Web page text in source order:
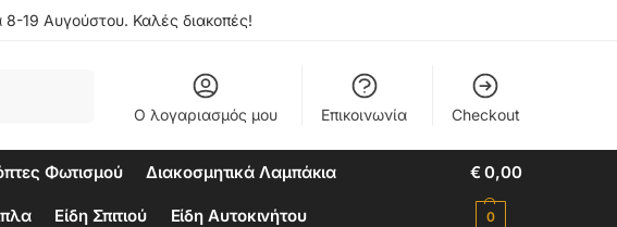
19 Αυγούστου. Καλές διακοπές!
Ο λογαριασμός μου Επικοινωνία Checkout
Φωτισμού Διακοσμητικά Λαμπάκια
Είδη Σπιτιού Είδη Αυτοκινήτου
€0,00
0